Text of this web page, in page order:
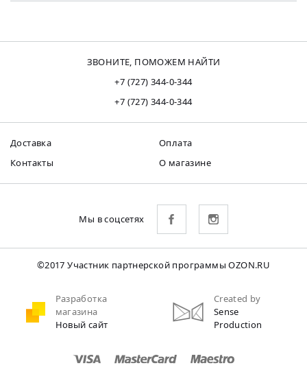
ЗВОНИТЕ, ПОМОЖЕМ НАЙТИ
+7 (727) 344-0-344
+7 (727) 344-0-344
Доставка
Оплата
Контакты
О магазине
Мы в соцсетях
©2017 Участник партнерской программы OZON.RU
Разработка
магазина
Новый сайт
Created by
Sense
Production